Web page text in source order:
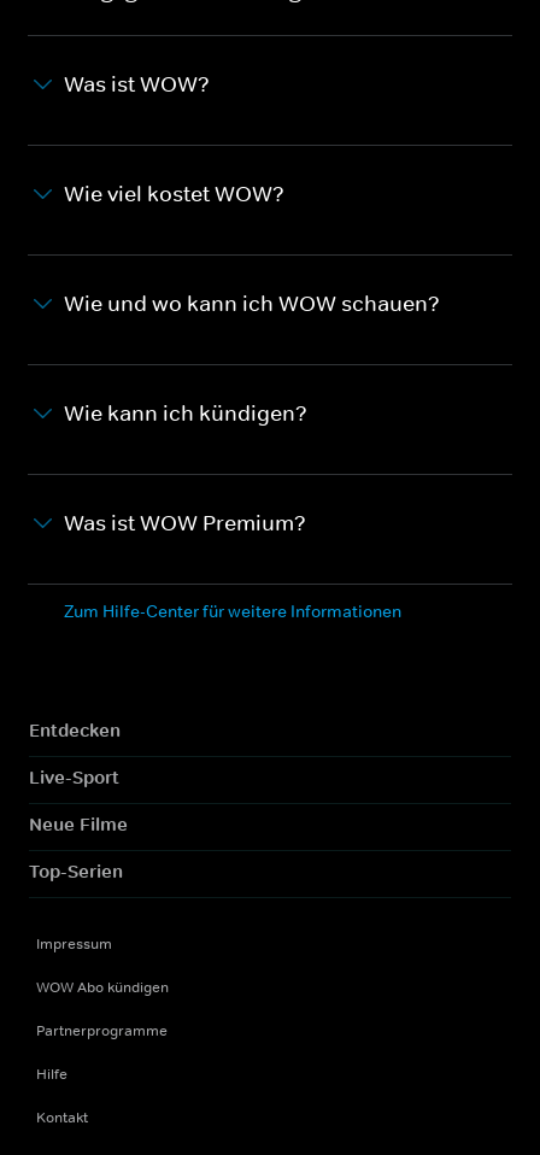
Was ist WOW?
Wie viel kostet WOW?
Wie und wo kann ich WOW schauen?
Wie kann ich kündigen?
Was ist WOW Premium?
Zum Hilfe-Center für weitere Informationen
Entdecken
Live-Sport
Neue Filme
Top-Serien
Impressum
WOW Abo kündigen
Partnerprogramme
Hilfe
Kontakt